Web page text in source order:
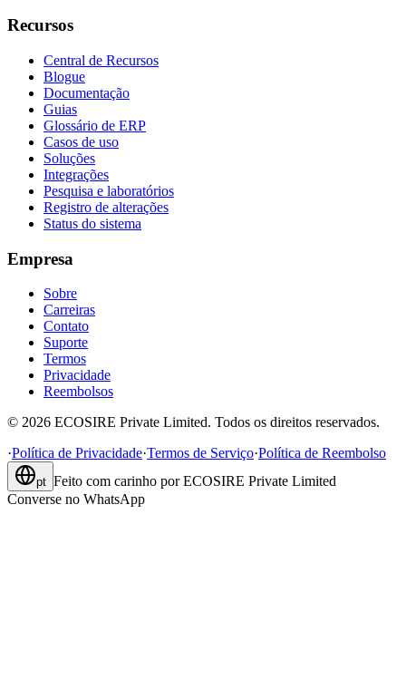
Recursos
Central de Recursos
Blogue
Documentação
Guias
Glossário de ERP
Casos de uso
Soluções
Integrações
Pesquisa e laboratórios
Registro de alterações
Status do sistema
Empresa
Sobre
Carreiras
Contato
Suporte
Termos
Privacidade
Reembolsos
© 2026 ECOSIRE Private Limited. Todos os direitos reservados.
·Política de Privacidade·Termos de Serviço·Política de Reembolso
pt Feito com carinho por ECOSIRE Private Limited
Converse no WhatsApp